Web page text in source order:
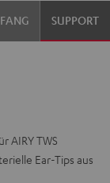
SUPPORT
AIRY TWS
Ear-Tips aus